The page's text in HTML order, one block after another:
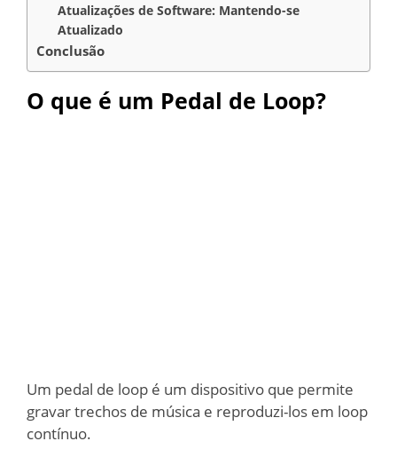
Atualizações de Software: Mantendo-se
Atualizado
Conclusão
O que é um Pedal de Loop?
Um pedal de loop é um dispositivo que permite
gravar trechos de música e reproduzi-los em loop
contínuo.